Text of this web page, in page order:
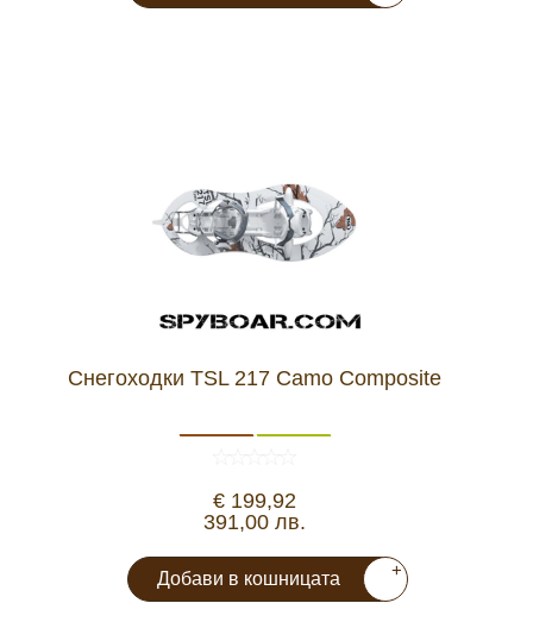
Снегоходки TSL 217 Camo Composite
€ 199,92
391,00 лв.
Добави в кошницата +